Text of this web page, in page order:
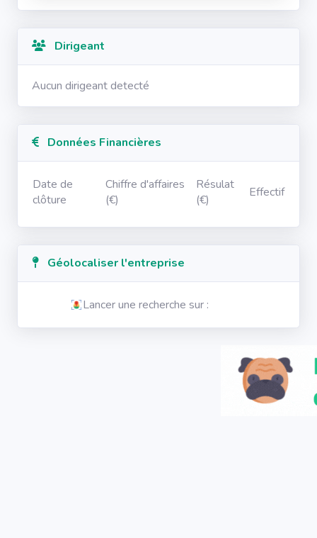
Dirigeant
Aucun dirigeant detecté
Données Financières
Date de
clôture
Chiffre d'affaires
(€)
Résulat
(€)
Effectif
Géolocaliser l'entreprise
Lancer une recherche sur :